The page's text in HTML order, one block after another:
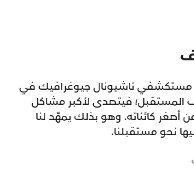
مستكشفي ناشيونال جيوغرافيك في
المستقبل؛ فيتصدى لأكبر مشاكل
كائناته. وهو بذلك يمهّد لنا
نحو مستقبلنا.